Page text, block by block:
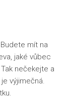
mít na
jaké vůbec
nečekejte a
výjimečná.